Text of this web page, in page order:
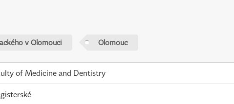
v Olomouci Olomouc
of Medicine and Dentistry